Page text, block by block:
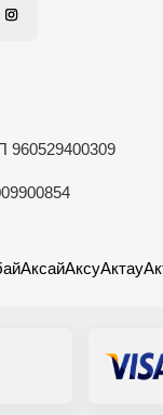
АксайАксуАктау